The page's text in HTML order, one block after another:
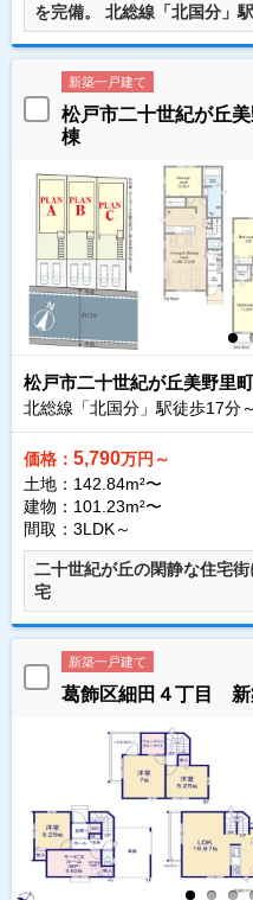
を完備。 北総線「北国分」
新築一戸建て
松戸市二十世紀が丘
棟
松戸市二十世紀が丘美野里町
北総線「北国分」駅徒歩17分～
価格： 5,790万円～
土地：142.84m²〜
建物：101.23m²〜
間取：3LDK～
二十世紀が丘の閑静な住宅
宅
新築一戸建て
葛飾区細田４丁目